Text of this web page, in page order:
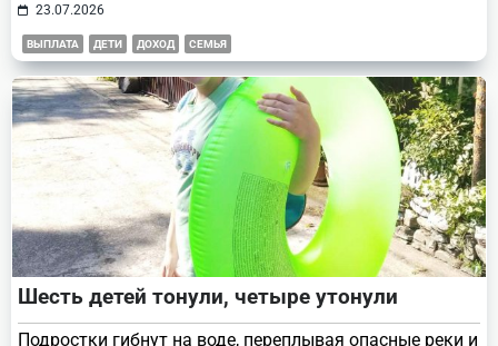
23.07.2026
ВЫПЛАТА ДЕТИ ДОХОД СЕМЬЯ
Шесть детей тонули, четыре утонули
Подростки гибнут на воде, переплывая опасные реки и